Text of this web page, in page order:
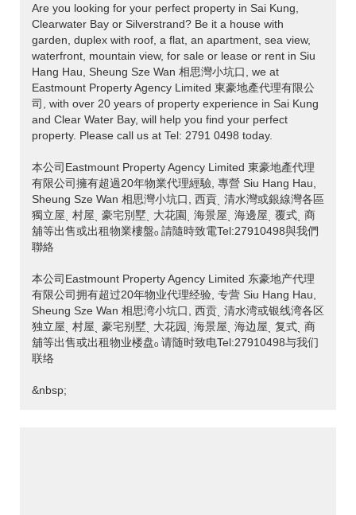
Are you looking for your perfect property in Sai Kung,
Clearwater Bay or Silverstrand? Be it a house with
garden, duplex with roof, a flat, an apartment, sea view,
waterfront, mountain view, for sale or lease or rent in Siu
Hang Hau, Sheung Sze Wan 相思灣小坑口, we at
Eastmount Property Agency Limited 東豪地產代理有限公
司, with over 20 years of property experience in Sai Kung
and Clear Water Bay, will help you find your perfect
property. Please call us at Tel: 2791 0498 today.
本公司Eastmount Property Agency Limited 東豪地產代理
有限公司擁有超過20年物業代理經驗, 專營 Siu Hang Hau,
Sheung Sze Wan 相思灣小坑口, 西貢ˎ 清水灣或銀線灣各區
獨立屋ˎ 村屋ˎ 豪宅別墅ˎ 大花園ˎ 海景屋ˎ 海邊屋ˎ 覆式ˎ 商
舖等出售或出租物業樓盤ₒ 請隨時致電Tel:27910498與我們
聯絡
本公司Eastmount Property Agency Limited 东豪地产代理
有限公司拥有超过20年物业代理经验, 专营 Siu Hang Hau,
Sheung Sze Wan 相思湾小坑口, 西贡ˎ 清水湾或银线湾各区
独立屋ˎ 村屋ˎ 豪宅别墅ˎ 大花园ˎ 海景屋ˎ 海边屋ˎ 复式ˎ 商
舖等出售或出租物业楼盘ₒ 请随时致电Tel:27910498与我们
联络
&nbsp;